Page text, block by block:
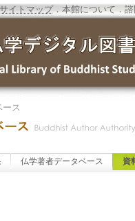
イトマップ．本館について．諮
ス
仏学著者データベース 資